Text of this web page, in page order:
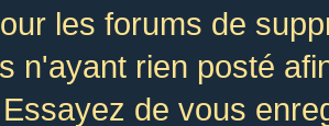
les forums de
n'ayant rien posté
de vous